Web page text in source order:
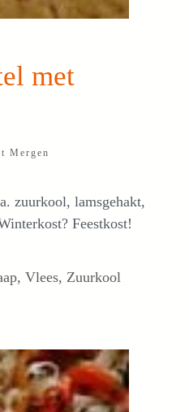
met
Mergen
zuurkool, lamsgehakt,
Feestkost!
, Vlees, Zuurkool